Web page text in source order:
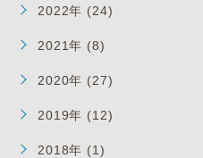
2022年 (24)
2021年 (8)
2020年 (27)
2019年 (12)
2018年 (1)